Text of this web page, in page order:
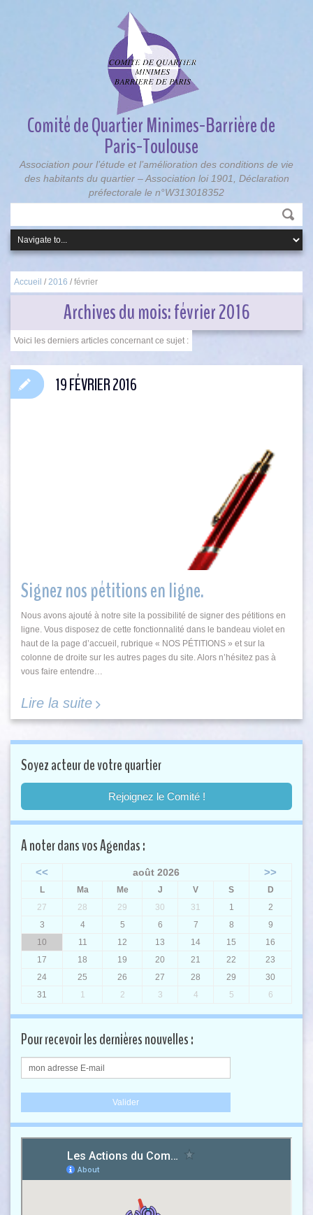
Comité de Quartier Minimes-Barrière de
Paris-Toulouse
Association pour l’étude et l’amélioration des conditions de vie
des habitants du quartier – Association loi 1901, Déclaration
préfectorale le n°W313018352
Accueil / 2016 / février
Archives du mois:février 2016
Signez nos pétitions en ligne.
Nous avons ajouté à notre site la possibilité de signer des pétitions en
ligne. Vous disposez de cette fonctionnalité dans le bandeau violet en
haut de la page d’accueil, rubrique « NOS PÉTITIONS » et sur la
colonne de droite sur les autres pages du site. Alors n’hésitez pas à
vous faire entendre…
Lire la suite
19 FÉVRIER 2016
Soyez acteur de votre quartier
Rejoignez le Comité !
A noter dans vos Agendas :
<< août 2026 >>
L Ma Me J V S
D
27
28 29 30 31 1
2
3
4 5 6 7 8
9
10
11 12 13 14 15
16
17
18 19 20 21 22
23
24
25 26 27 28 29
30
31
1 2 3 4 5 6
Pour recevoir les dernières nouvelles :